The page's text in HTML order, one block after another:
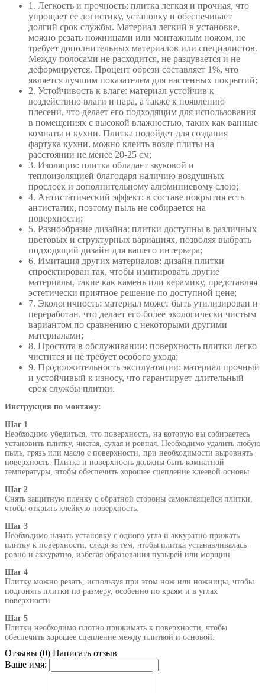
1. Легкость и прочность: плитка легкая и прочная, что
упрощает ее логистику, установку и обеспечивает
долгий срок службы. Материал легкий в установке,
можно резать ножницами или монтажным ножом, не
требует дополнительных материалов или специалистов.
Между полосами не расходится, не раздувается и не
деформируется. Процент обрези составляет 1%, что
является лучшим показателем для настенных покрытий;
2. Устойчивость к влаге: материал устойчив к
воздействию влаги и пара, а также к появлению
плесени, что делает его подходящим для использования
в помещениях с высокой влажностью, таких как ванные
комнаты и кухни. Плитка подойдет для создания
фартука кухни, можно клеить возле плиты на
расстоянии не менее 20-25 см;
3. Изоляция: плитка обладает звуковой и
теплоизоляцией благодаря наличию воздушных
прослоек и дополнительному алюминиевому слою;
4. Антистатический эффект: в составе покрытия есть
антистатик, поэтому пыль не собирается на
поверхности;
5. Разнообразие дизайна: плитки доступны в различных
цветовых и структурных вариациях, позволяя выбрать
подходящий дизайн для вашего интерьера;
6. Имитация других материалов: дизайн плитки
спроектирован так, чтобы имитировать другие
материалы, такие как камень или керамику, представляя
эстетически приятное решение по доступной цене;
7. Экологичность: материал может быть утилизирован и
переработан, что делает его более экологически чистым
вариантом по сравнению с некоторыми другими
материалами;
8. Простота в обслуживании: поверхность плитки легко
чистится и не требует особого ухода;
9. Продолжительность эксплуатации: материал прочный
и устойчивый к износу, что гарантирует длительный
срок службы плитки.
Инструкция по монтажу:
Шаг 1
Необходимо убедиться, что поверхность, на которую вы собираетесь
установить плитку, чистая, сухая и ровная. Необходимо удалить любую
пыль, грязь или масло с поверхности, при необходимости выровнять
поверхность. Плитка и поверхность должны быть комнатной
температуры, чтобы обеспечить хорошее сцепление клеевой основы.
Шаг 2
Снять защитную пленку с обратной стороны самоклеящейся плитки,
чтобы открыть клейкую поверхность.
Шаг 3
Необходимо начать установку с одного угла и аккуратно прижать
плитку к поверхности, следя за тем, чтобы плитка устанавливалась
ровно и аккуратно, избегая образования пузырей или морщин.
Шаг 4
Плитку можно резать, используя при этом нож или ножницы, чтобы
подгонять плитки по размеру, особенно по краям и в углах
поверхности.
Шаг 5
Плитки необходимо плотно прижимать к поверхности, чтобы
обеспечить хорошее сцепление между плиткой и основой.
Отзывы (0) Написать отзыв
Ваше имя: